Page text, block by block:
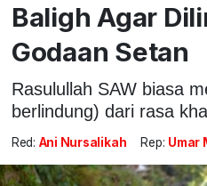
Baligh Agar
Godaan Setan
Rasulullah SAW biasa
berlindung) dari rasa
Red: Ani Nursalikah Rep: Umar